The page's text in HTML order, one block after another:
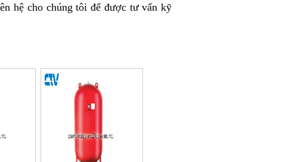
hệ cho chúng tôi để được tư vấn kỹ